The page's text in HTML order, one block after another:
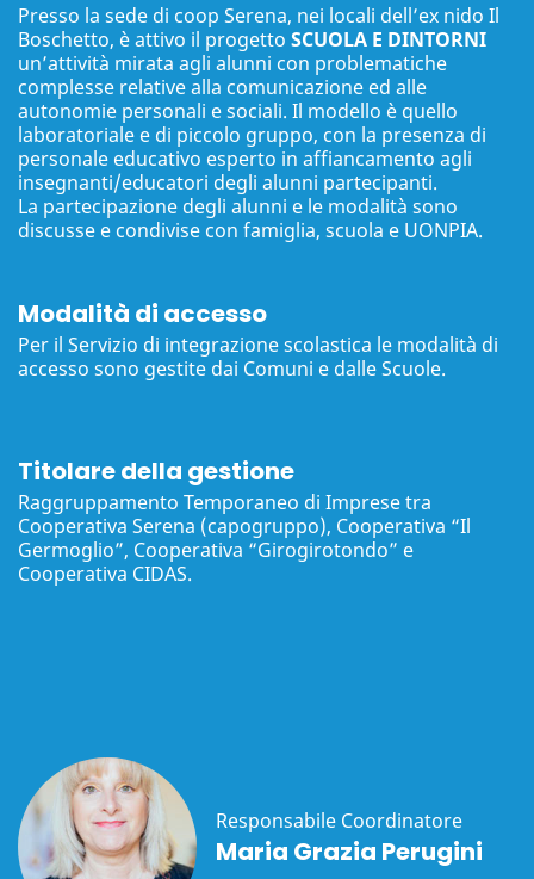
Presso la sede di coop Serena, nei locali dell’ex nido Il
Boschetto, è attivo il progetto SCUOLA E DINTORNI
un’attività mirata agli alunni con problematiche
complesse relative alla comunicazione ed alle
autonomie personali e sociali. Il modello è quello
laboratoriale e di piccolo gruppo, con la presenza di
personale educativo esperto in affiancamento agli
insegnanti/educatori degli alunni partecipanti.
La partecipazione degli alunni e le modalità sono
discusse e condivise con famiglia, scuola e UONPIA.
Responsabile Coordinatore
Maria Grazia Perugini
Titolare della gestione
Raggruppamento Temporaneo di Imprese tra
Cooperativa Serena (capogruppo), Cooperativa “Il
Germoglio”, Cooperativa “Girogirotondo” e
Cooperativa CIDAS.
Modalità di accesso
Per il Servizio di integrazione scolastica le modalità di
accesso sono gestite dai Comuni e dalle Scuole.